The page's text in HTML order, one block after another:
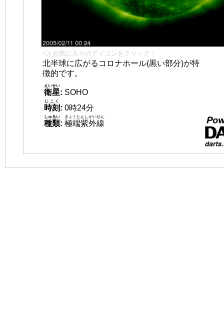
👈 お気に入りのアイコンをクリック！
北半球に広がるコロナホール(黒い部分)が特
徴的です。
衛星
えいせい
: SOHO
時刻
じこく
: 0時24分
種類
しゅるい
: 極端紫外線
きょくたんしがいせん